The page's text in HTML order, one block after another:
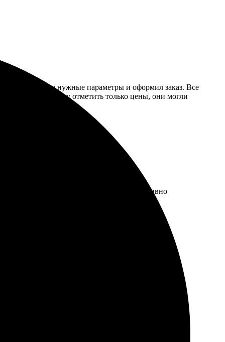
сайт, выбрал нужные параметры и оформил заказ. Все
Из минусов могу отметить только цены, они могли
быстро. Использование сервиса интуитивно
всем искателям хорошей печати.